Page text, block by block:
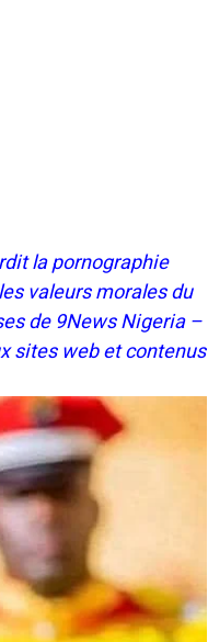
la pornographie
valeurs morales du
de 9News Nigeria –
sites web et contenus